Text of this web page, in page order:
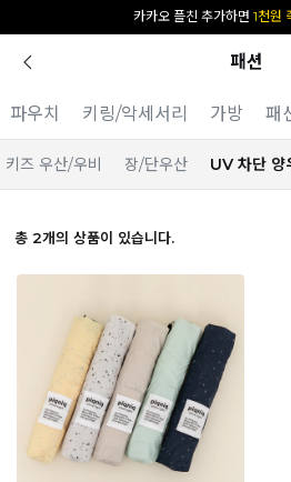
카카오 플친 추가하면 1천원
패션
파우치 키링/악세서리 가방 패
키즈 우산/우비 장/단우산 UV 차단 양
총 2개의 상품이 있습니다.